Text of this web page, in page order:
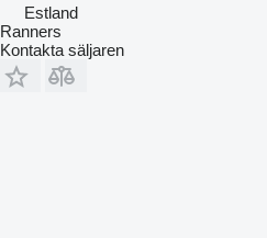
Estland
Ranners
Kontakta säljaren